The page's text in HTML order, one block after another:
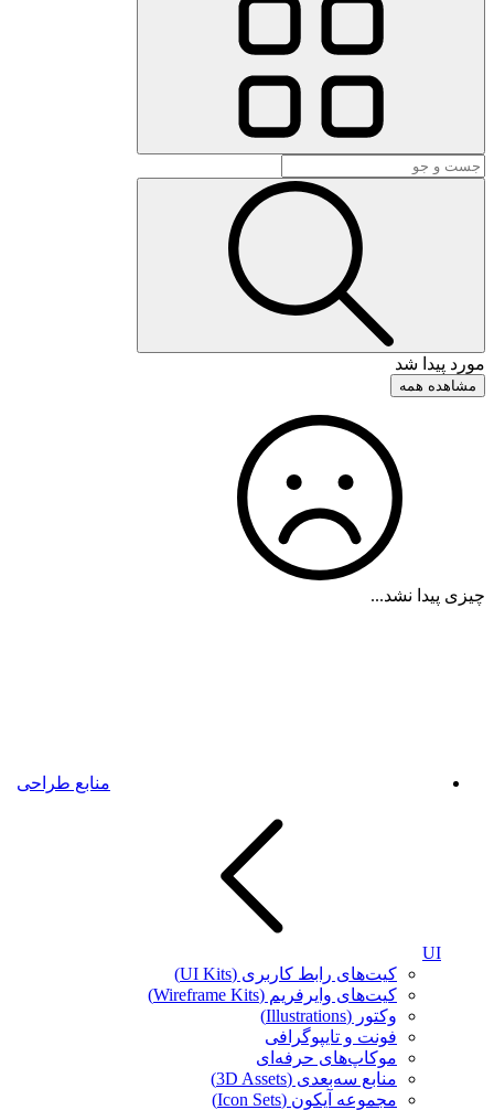
مورد پیدا شد
مشاهده همه
چیزی پیدا نشد...
منابع طراحی
UI
کیت‌های رابط کاربری (UI Kits)
کیت‌های وایرفریم (Wireframe Kits)
وکتور (Illustrations)
فونت‌ و تایپوگرافی
موکاپ‌های حرفه‌ای
منابع سه‌بعدی (3D Assets)
مجموعه آیکون‌ (Icon Sets)